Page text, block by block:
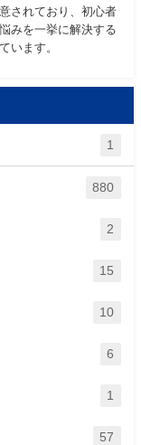
されており、初心者
みを一挙に解決する
います。
1
880
2
15
10
6
1
57